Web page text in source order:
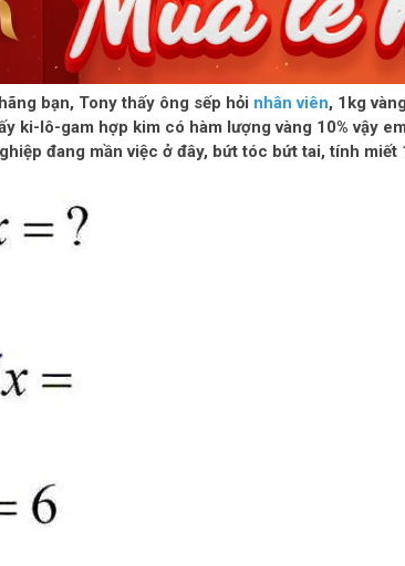
bạn, Tony thấy ông sếp hỏi nhân viên, 1kg
ki-lô-gam hợp kim có hàm lượng vàng 10% vậy
đang mần việc ở đây, bứt tóc bứt tai, tính